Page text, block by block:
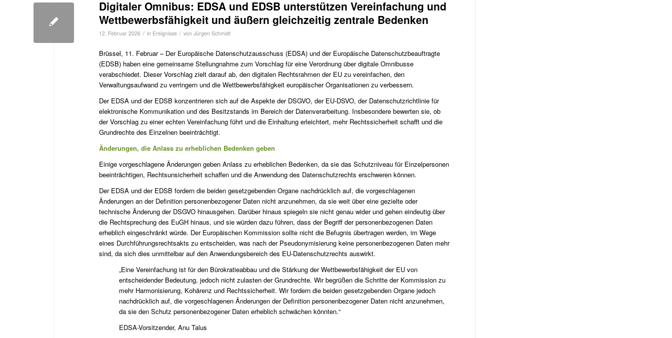
Digitaler Omnibus: EDSA und EDSB unterstützen Vereinfachung und
Wettbewerbsfähigkeit und äußern gleichzeitig zentrale Bedenken
12. Februar 2026 / in Ereignisse / von Jürgen Schmidt
Brüssel, 11. Februar – Der Europäische Datenschutzausschuss (EDSA) und der Europäische Datenschutzbeauftragte
(EDSB) haben eine gemeinsame Stellungnahme zum Vorschlag für eine Verordnung über digitale Omnibusse
verabschiedet. Dieser Vorschlag zielt darauf ab, den digitalen Rechtsrahmen der EU zu vereinfachen, den
Verwaltungsaufwand zu verringern und die Wettbewerbsfähigkeit europäischer Organisationen zu verbessern.
Der EDSA und der EDSB konzentrieren sich auf die Aspekte der DSGVO, der EU-DSVO, der Datenschutzrichtlinie für
elektronische Kommunikation und des Besitzstands im Bereich der Datenverarbeitung. Insbesondere bewerten sie, ob
der Vorschlag zu einer echten Vereinfachung führt und die Einhaltung erleichtert, mehr Rechtssicherheit schafft und die
Grundrechte des Einzelnen beeinträchtigt.
Änderungen, die Anlass zu erheblichen Bedenken geben
Einige vorgeschlagene Änderungen geben Anlass zu erheblichen Bedenken, da sie das Schutzniveau für Einzelpersonen
beeinträchtigen, Rechtsunsicherheit schaffen und die Anwendung des Datenschutzrechts erschweren können.
Der EDSA und der EDSB fordern die beiden gesetzgebenden Organe nachdrücklich auf, die vorgeschlagenen
Änderungen an der Definition personenbezogener Daten nicht anzunehmen, da sie weit über eine gezielte oder
technische Änderung der DSGVO hinausgehen. Darüber hinaus spiegeln sie nicht genau wider und gehen eindeutig über
die Rechtsprechung des EuGH hinaus, und sie würden dazu führen, dass der Begriff der personenbezogenen Daten
erheblich eingeschränkt würde. Der Europäischen Kommission sollte nicht die Befugnis übertragen werden, im Wege
eines Durchführungsrechtsakts zu entscheiden, was nach der Pseudonymisierung keine personenbezogenen Daten mehr
sind, da sich dies unmittelbar auf den Anwendungsbereich des EU-Datenschutzrechts auswirkt.
„Eine Vereinfachung ist für den Bürokratieabbau und die Stärkung der Wettbewerbsfähigkeit der EU von
entscheidender Bedeutung, jedoch nicht zulasten der Grundrechte. Wir begrüßen die Schritte der Kommission zu
mehr Harmonisierung, Kohärenz und Rechtssicherheit. Wir fordern die beiden gesetzgebenden Organe jedoch
nachdrücklich auf, die vorgeschlagenen Änderungen der Definition personenbezogener Daten nicht anzunehmen,
da sie den Schutz personenbezogener Daten erheblich schwächen könnten.“
EDSA-Vorsitzender, Anu Talus